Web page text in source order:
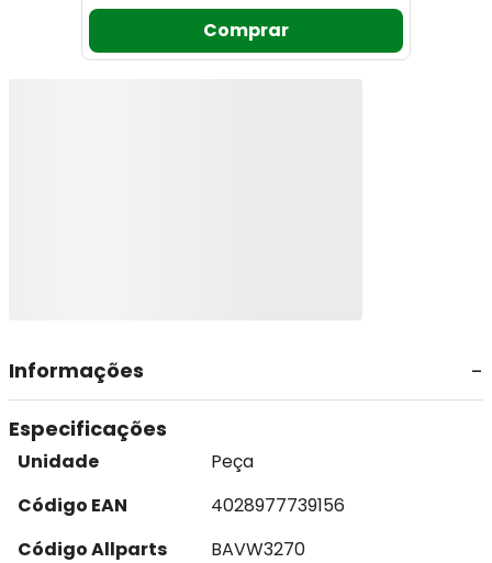
Comprar
Informações
Especificações
Unidade
Peça
Código EAN
4028977739156
Código Allparts
BAVW3270